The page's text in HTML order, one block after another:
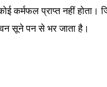
कर्मफल प्राप्त नहीं होता।
सूने पन से भर जाता है।